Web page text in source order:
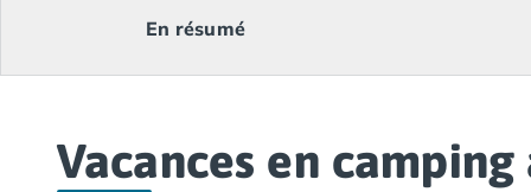
Camping Biscarrosse
Camping Moliets et Maa
Camping Sanguinet
En résumé
Vacances en camping